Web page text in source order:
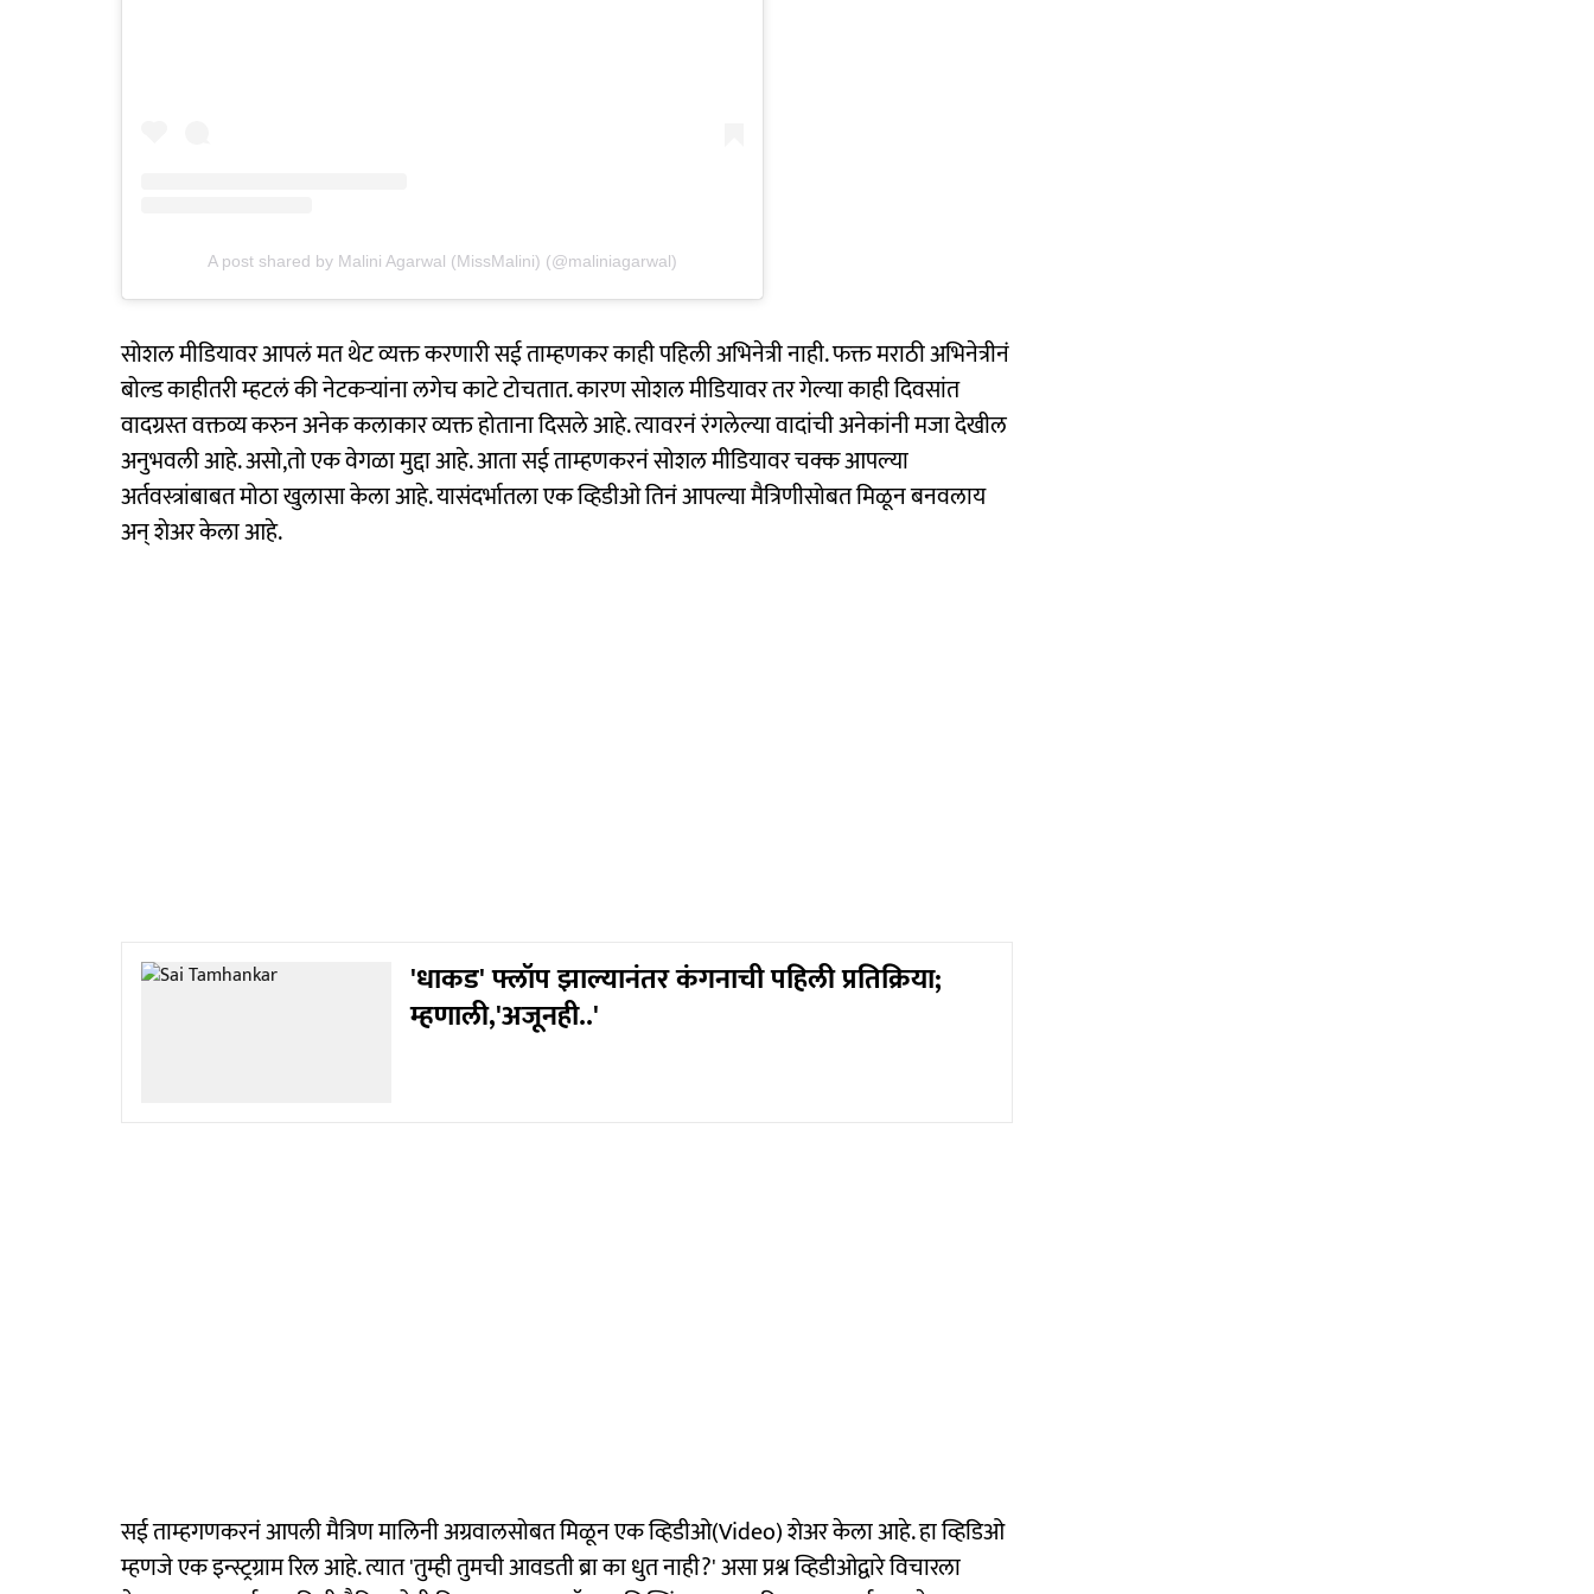
A post shared by Malini Agarwal (MissMalini) (@maliniagarwal)
सोशल मीडियावर आपलं मत थेट व्यक्त करणारी सई ताम्हणकर काही पहिली अभिनेत्री नाही. फक्त मराठी अभिनेत्रीनं
बोल्ड काहीतरी म्हटलं की नेटकऱ्यांना लगेच काटे टोचतात. कारण सोशल मीडियावर तर गेल्या काही दिवसांत
वादग्रस्त वक्तव्य करुन अनेक कलाकार व्यक्त होताना दिसले आहे. त्यावरनं रंगलेल्या वादांची अनेकांनी मजा देखील
अनुभवली आहे. असो,तो एक वेगळा मुद्दा आहे. आता सई ताम्हणकरनं सोशल मीडियावर चक्क आपल्या
अर्तवस्त्रांबाबत मोठा खुलासा केला आहे. यासंदर्भातला एक व्हिडीओ तिनं आपल्या मैत्रिणीसोबत मिळून बनवलाय
अन् शेअर केला आहे.
'धाकड' फ्लॉप झाल्यानंतर कंगनाची पहिली प्रतिक्रिया;
म्हणाली,'अजूनही..'
सई ताम्हगणकरनं आपली मैत्रिण मालिनी अग्रवालसोबत मिळून एक व्हिडीओ(Video) शेअर केला आहे. हा व्हिडिओ
म्हणजे एक इन्स्ट्रग्राम रिल आहे. त्यात 'तुम्ही तुमची आवडती ब्रा का धुत नाही?' असा प्रश्न व्हिडीओद्वारे विचारला